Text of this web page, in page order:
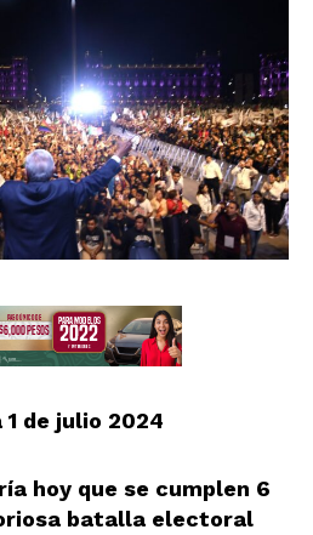
de julio 2024
hoy que se cumplen 6
batalla electoral